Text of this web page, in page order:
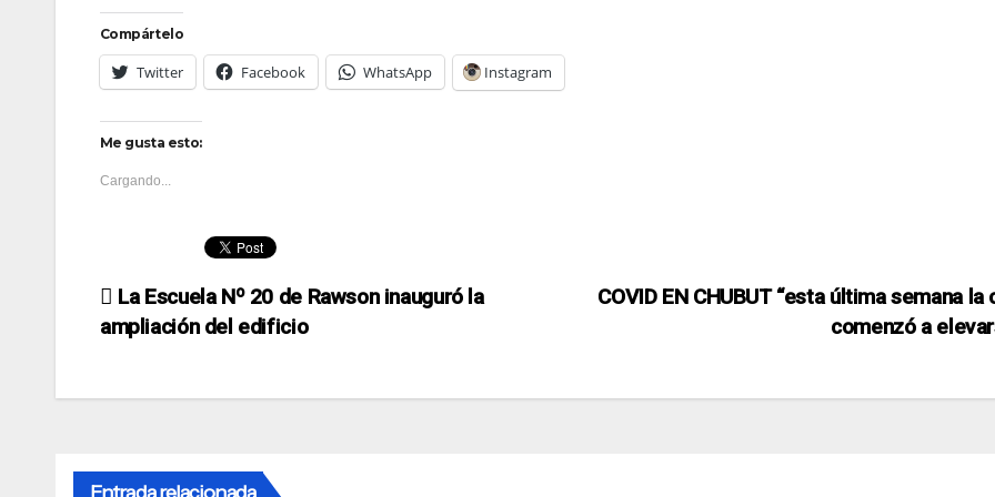
Compártelo
Twitter Facebook WhatsApp Instagram
Me gusta esto:
Cargando...
Navegación
de
entradas
COVID EN CHUBUT “esta última semana la
comenzó a
La Escuela Nº 20 de Rawson inauguró la
ampliación del edificio